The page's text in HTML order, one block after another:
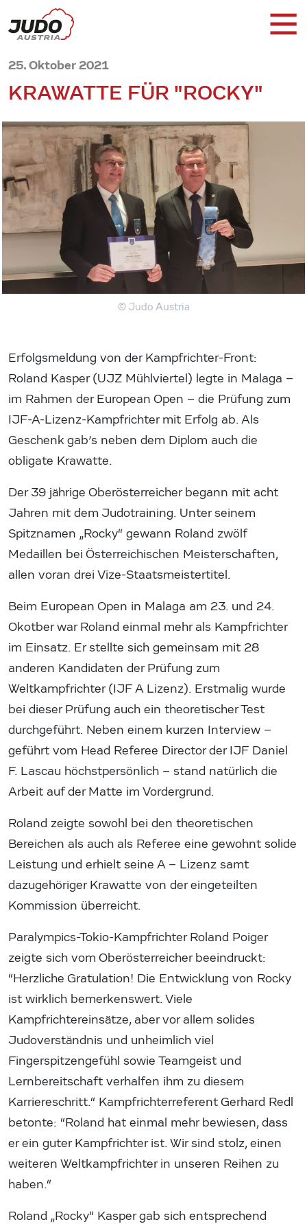
25. Oktober 2021
KRAWATTE FÜR "ROCKY"
© Judo Austria
Erfolgsmeldung von der Kampfrichter-Front:
Roland Kasper (UJZ Mühlviertel) legte in Malaga –
im Rahmen der European Open – die Prüfung zum
IJF-A-Lizenz-Kampfrichter mit Erfolg ab. Als
Geschenk gab’s neben dem Diplom auch die
obligate Krawatte.
Der 39 jährige Oberösterreicher begann mit acht
Jahren mit dem Judotraining. Unter seinem
Spitznamen „Rocky“ gewann Roland zwölf
Medaillen bei Österreichischen Meisterschaften,
allen voran drei Vize-Staatsmeistertitel.
Beim European Open in Malaga am 23. und 24.
Okotber war Roland einmal mehr als Kampfrichter
im Einsatz. Er stellte sich gemeinsam mit 28
anderen Kandidaten der Prüfung zum
Weltkampfrichter (IJF A Lizenz). Erstmalig wurde
bei dieser Prüfung auch ein theoretischer Test
durchgeführt. Neben einem kurzen Interview –
geführt vom Head Referee Director der IJF Daniel
F. Lascau höchstpersönlich – stand natürlich die
Arbeit auf der Matte im Vordergrund.
Roland zeigte sowohl bei den theoretischen
Bereichen als auch als Referee eine gewohnt solide
Leistung und erhielt seine A – Lizenz samt
dazugehöriger Krawatte von der eingeteilten
Kommission überreicht.
Paralympics-Tokio-Kampfrichter Roland Poiger
zeigte sich vom Oberösterreicher beeindruckt:
“Herzliche Gratulation! Die Entwicklung von Rocky
ist wirklich bemerkenswert. Viele
Kampfrichtereinsätze, aber vor allem solides
Judoverständnis und unheimlich viel
Fingerspitzengefühl sowie Teamgeist und
Lernbereitschaft verhalfen ihm zu diesem
Karriereschritt.“ Kampfrichterreferent Gerhard Redl
betonte: “Roland hat einmal mehr bewiesen, dass
er ein guter Kampfrichter ist. Wir sind stolz, einen
weiteren Weltkampfrichter in unseren Reihen zu
haben.“
Roland „Rocky“ Kasper gab sich entsprechend